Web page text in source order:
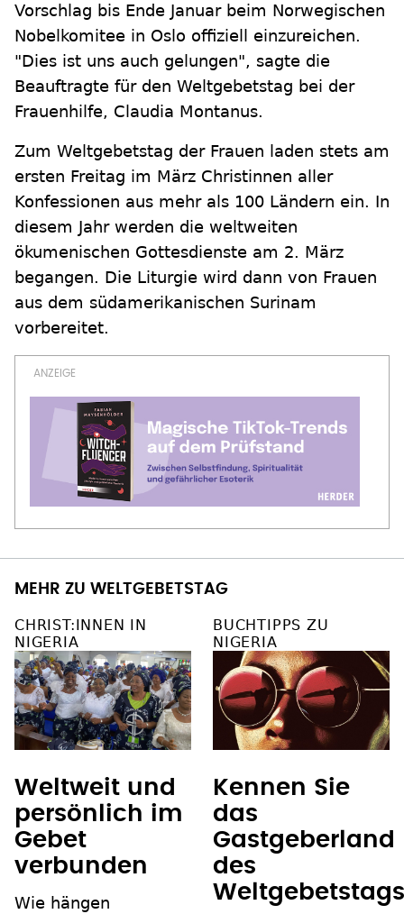
Vorschlag bis Ende Januar beim Norwegischen
Nobelkomitee in Oslo offiziell einzureichen.
"Dies ist uns auch gelungen", sagte die
Beauftragte für den Weltgebetstag bei der
Frauenhilfe, Claudia Montanus.
Zum Weltgebetstag der Frauen laden stets am
ersten Freitag im März Christinnen aller
Konfessionen aus mehr als 100 Ländern ein. In
diesem Jahr werden die weltweiten
ökumenischen Gottesdienste am 2. März
begangen. Die Liturgie wird dann von Frauen
aus dem südamerikanischen Surinam
vorbereitet.
MEHR ZU WELTGEBETSTAG
CHRIST:INNEN IN
NIGERIA
Weltweit und
persönlich im
Gebet
verbunden
Wie hängen
BUCHTIPPS ZU
NIGERIA
Kennen Sie
das
Gastgeberland
des